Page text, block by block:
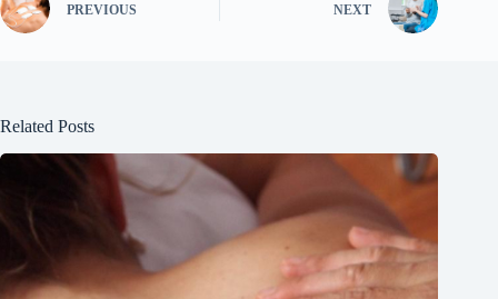
PREVIOUS NEXT
Related Posts